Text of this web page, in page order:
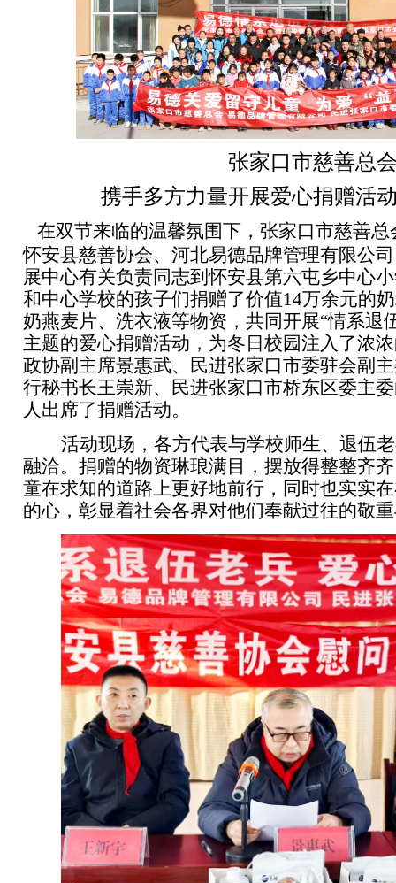
张家口市慈善总
携手多方力量开展爱心捐赠活
在双节来临的温馨氛围下， 张家口市慈善
怀安县慈善协会、河北易德品牌管理有限公
展中心有关负责同志到怀安县第六屯乡中心
和中心学校的孩子们捐赠了价值14万余元的
奶燕麦片、洗衣液等物资，共同开展“情系退
主题的爱心捐赠活动，为冬日校园注入了浓
政协副主席景惠武、民进张家口市委驻会副
行秘书长王崇新、民进张家口市桥东区委主
人出席了捐赠活动。
活动现场，各方代表与学校师生、退伍
融洽。捐赠的物资琳琅满目，摆放得整整齐
童在求知的道路上更好地前行，同时也实实
的心，彰显着社会各界对他们奉献过往的敬